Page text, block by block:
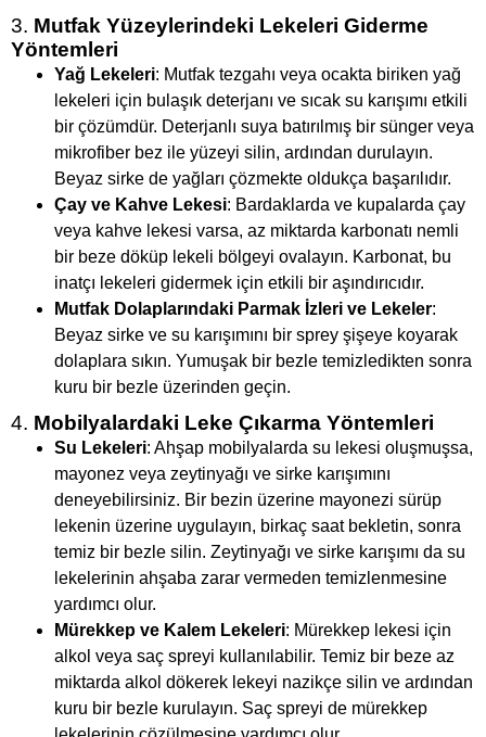
3. Mutfak Yüzeylerindeki Lekeleri Giderme
Yöntemleri
Yağ Lekeleri: Mutfak tezgahı veya ocakta biriken yağ
lekeleri için bulaşık deterjanı ve sıcak su karışımı etkili
bir çözümdür. Deterjanlı suya batırılmış bir sünger veya
mikrofiber bez ile yüzeyi silin, ardından durulayın.
Beyaz sirke de yağları çözmekte oldukça başarılıdır.
Çay ve Kahve Lekesi: Bardaklarda ve kupalarda çay
veya kahve lekesi varsa, az miktarda karbonatı nemli
bir beze döküp lekeli bölgeyi ovalayın. Karbonat, bu
inatçı lekeleri gidermek için etkili bir aşındırıcıdır.
Mutfak Dolaplarındaki Parmak İzleri ve Lekeler:
Beyaz sirke ve su karışımını bir sprey şişeye koyarak
dolaplara sıkın. Yumuşak bir bezle temizledikten sonra
kuru bir bezle üzerinden geçin.
4. Mobilyalardaki Leke Çıkarma Yöntemleri
Su Lekeleri: Ahşap mobilyalarda su lekesi oluşmuşsa,
mayonez veya zeytinyağı ve sirke karışımını
deneyebilirsiniz. Bir bezin üzerine mayonezi sürüp
lekenin üzerine uygulayın, birkaç saat bekletin, sonra
temiz bir bezle silin. Zeytinyağı ve sirke karışımı da su
lekelerinin ahşaba zarar vermeden temizlenmesine
yardımcı olur.
Mürekkep ve Kalem Lekeleri: Mürekkep lekesi için
alkol veya saç spreyi kullanılabilir. Temiz bir beze az
miktarda alkol dökerek lekeyi nazikçe silin ve ardından
kuru bir bezle kurulayın. Saç spreyi de mürekkep